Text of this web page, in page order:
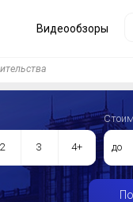
Видеообзоры
2 3 4+ до